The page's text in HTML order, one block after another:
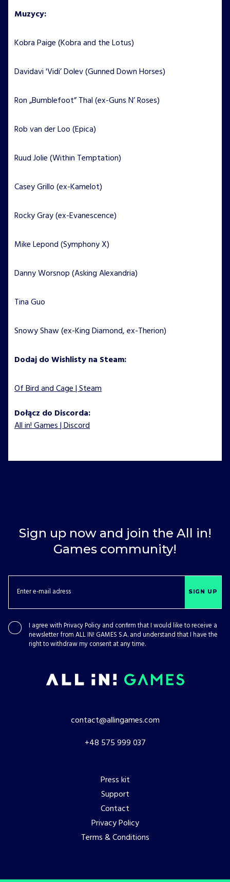
Muzycy:
Kobra Paige (Kobra and the Lotus)
Davidavi 'Vidi’ Dolev (Gunned Down Horses)
Ron „Bumblefoot” Thal (ex-Guns N’ Roses)
Rob van der Loo (Epica)
Ruud Jolie (Within Temptation)
Casey Grillo (ex-Kamelot)
Rocky Gray (ex-Evanescence)
Mike Lepond (Symphony X)
Danny Worsnop (Asking Alexandria)
Tina Guo
Snowy Shaw (ex-King Diamond, ex-Therion)
Dodaj do Wishlisty na Steam:
Of Bird and Cage | Steam
Dołącz do Discorda:
All in! Games | Discord
Sign up now and join the All in!
Games community!
SIGN UP
I agree with Privacy Policy and confirm that I would like to receive a
newsletter from ALL IN! GAMES S.A. and understand that I have the
right to withdraw my consent at any time.
contact@allingames.com
+48 575 999 037
Press kit
Support
Contact
Privacy Policy
Terms & Conditions